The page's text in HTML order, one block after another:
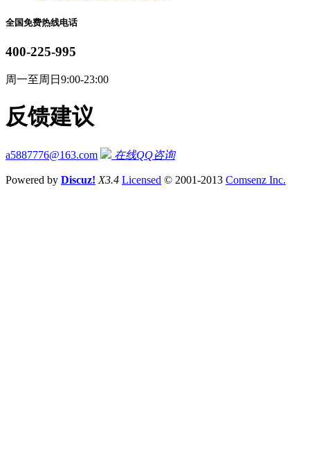
全国免费热线电话
400-225-995
周一至周日9:00-23:00
反馈建议
a5887776@163.com 在线QQ咨询
Powered by Discuz! X3.4 Licensed © 2001-2013 Comsenz Inc.